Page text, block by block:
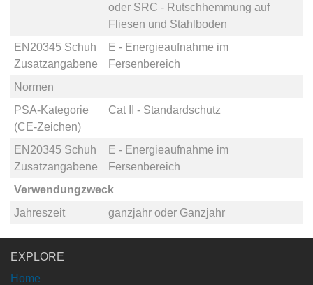
oder SRC - Rutschhemmung auf
Fliesen und Stahlboden
EN20345 Schuh
Zusatzangabene
E - Energieaufnahme im
Fersenbereich
Normen
PSA-Kategorie
(CE-Zeichen)
Cat II - Standardschutz
EN20345 Schuh
Zusatzangabene
E - Energieaufnahme im
Fersenbereich
Verwendungzweck
Jahreszeit
ganzjahroder Ganzjahr
EXPLORE
Home